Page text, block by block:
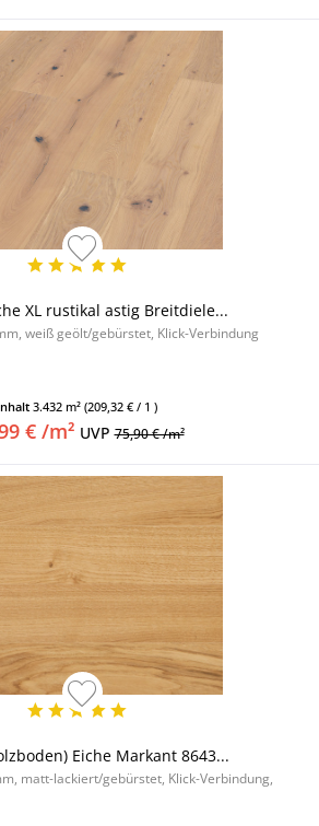
XL rustikal astig Breitdiele...
weiß geölt/gebürstet, Klick-Verbindung
3.432 m² (209,32 € / 1 )
€ /m² UVP75,90 € /m²
Eiche Markant 8643...
matt-lackiert/gebürstet, Klick-Verbindung,